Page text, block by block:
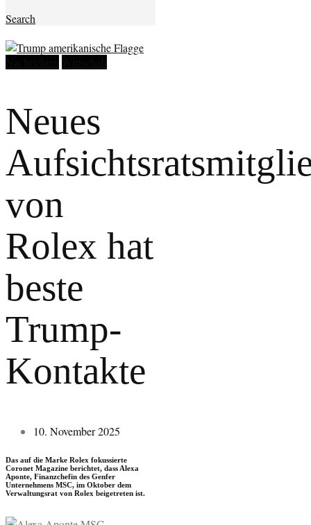
Search
Neues
von
Rolex hat
beste
Trump-
Kontakte
10. November 2025
Das auf die Marke Rolex fokussierte
Coronet Magazine berichtet, dass Alexa
Aponte, Finanzchefin des Genfer
Unternehmens MSC, im Oktober dem
Verwaltungsrat von Rolex beigetreten ist.